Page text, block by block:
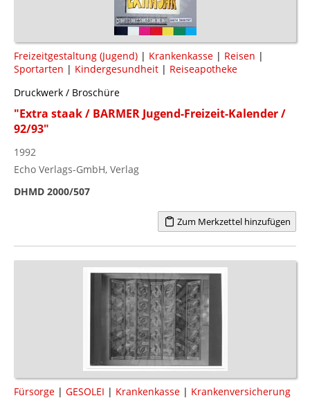
Freizeitgestaltung (Jugend) | Krankenkasse | Reisen |
Sportarten | Kindergesundheit | Reiseapotheke
Druckwerk / Broschüre
"Extra staak / BARMER Jugend-Freizeit-Kalender /
92/93"
1992
Echo Verlags-GmbH, Verlag
DHMD 2000/507
Zum Merkzettel hinzufügen
Fürsorge | GESOLEI | Krankenkasse | Krankenversicherung